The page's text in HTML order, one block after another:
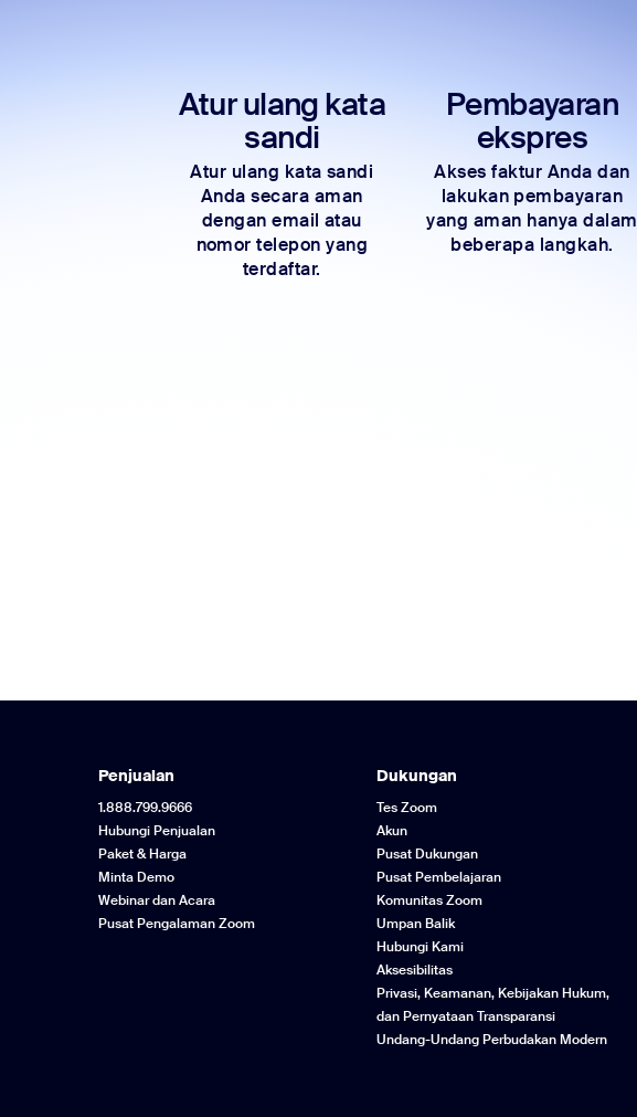
Atur ulang kata
sandi
Atur ulang kata sandi
Anda secara aman
dengan email atau
nomor telepon yang
terdaftar.
Pembayaran
ekspres
Akses faktur Anda dan
lakukan pembayaran
yang aman hanya dalam
beberapa langkah.
Penjualan
1.888.799.9666
Hubungi Penjualan
Paket & Harga
Minta Demo
Webinar dan Acara
Pusat Pengalaman Zoom
Dukungan
Tes Zoom
Akun
Pusat Dukungan
Pusat Pembelajaran
Komunitas Zoom
Umpan Balik
Hubungi Kami
Aksesibilitas
Privasi, Keamanan, Kebijakan Hukum,
dan Pernyataan Transparansi
Undang-Undang Perbudakan Modern